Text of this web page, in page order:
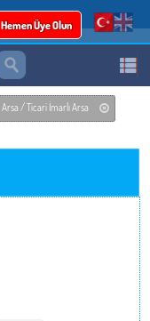
Hemen Üye Olun
Arsa / Ticari İmarlı Arsa